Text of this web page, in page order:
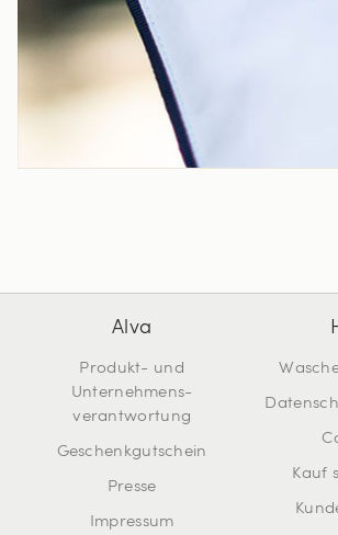
Alva
Produkt- und
Unternehmens-
verantwortung
Geschenkgutschein
Presse
Impressum
Kauf